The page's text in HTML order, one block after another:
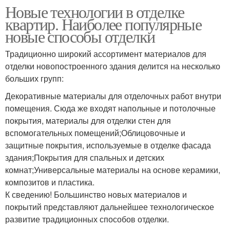
Новые технологии в отделке
квартир. Наиболее популярные
новые способы отделки
Традиционно широкий ассортимент материалов для
отделки новопостроенного здания делится на несколько
больших групп:
Декоративные материалы для отделочных работ внутри
помещения. Сюда же входят напольные и потолочные
покрытия, материалы для отделки стен для
вспомогательных помещений;Облицовочные и
защитные покрытия, используемые в отделке фасада
здания;Покрытия для спальных и детских
комнат;Универсальные материалы на основе керамики,
композитов и пластика.
К сведению! Большинство новых материалов и
покрытий представляют дальнейшее технологическое
развитие традиционных способов отделки.